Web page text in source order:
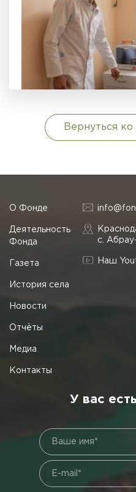
Вернуться
О Фонде
Деятельность
Фонда
Газета
История села
Новости
Отчёты
Медиа
Контакты
с.
Наш
У вас
Ваше имя*
E-mail*